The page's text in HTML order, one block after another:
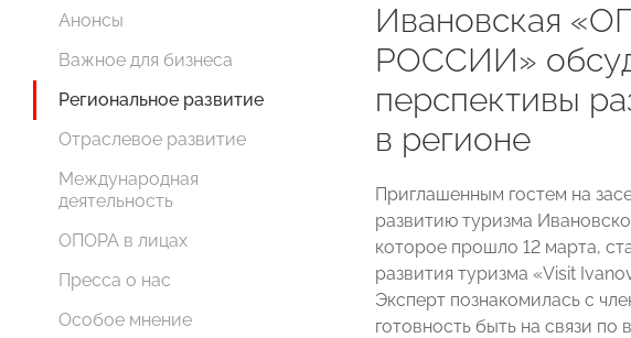
Анонсы
Важное для бизнеса
Региональное развитие
Отраслевое развитие
Международная
деятельность
ОПОРА в лицах
Пресса о нас
Особое мнение
Ивановская
РОССИИ»
перспективы
в регионе
Приглашенным гостем на
развитию туризма
которое прошло 12 марта,
развития туризма «Visit
Эксперт познакомилась с
готовность быть на связи